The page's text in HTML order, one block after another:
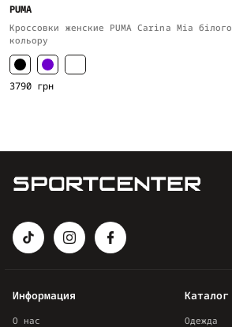
PUMA
Кроссовки женские PUMA Carina Mia білого
кольору
3790 грн
Каталог
Одежда
Информация
О нас